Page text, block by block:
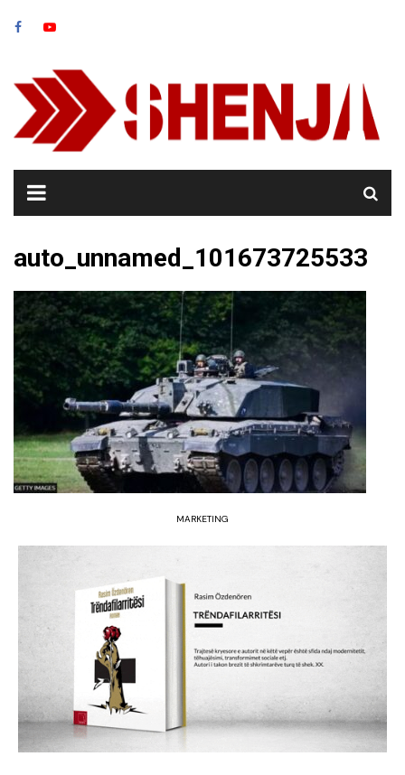
auto_unnamed_101673725533
MARKETING